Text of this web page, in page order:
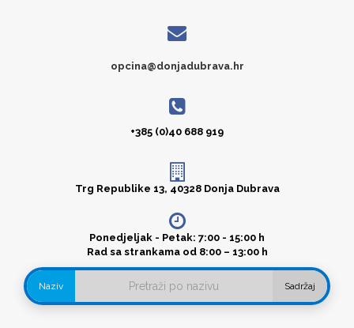
opcina@donjadubrava.hr
+385 (0)40 688 919
Trg Republike 13, 40328 Donja Dubrava
Ponedjeljak - Petak: 7:00 - 15:00 h
Rad sa strankama od 8:00 – 13:00 h
Naziv Sadržaj